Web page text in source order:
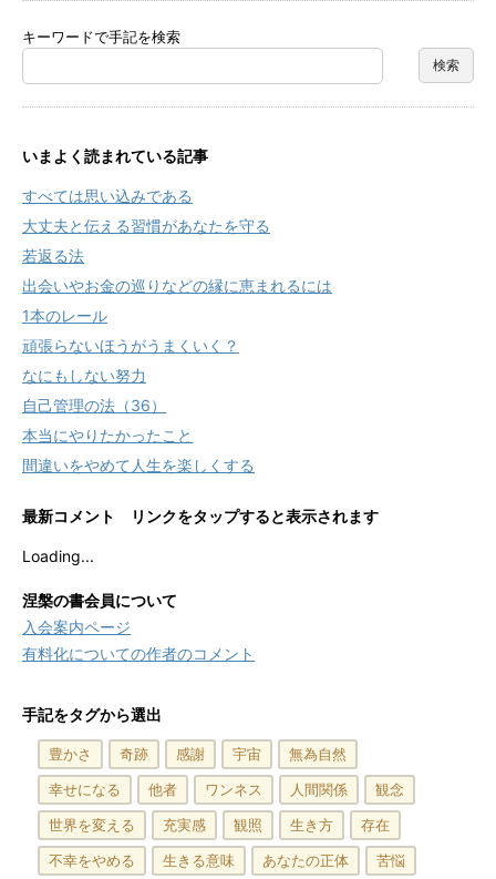
キーワードで手記を検索
いまよく読まれている記事
すべては思い込みである
大丈夫と伝える習慣があなたを守る
若返る法
出会いやお金の巡りなどの縁に恵まれるには
1本のレール
頑張らないほうがうまくいく？
なにもしない努力
自己管理の法（36）
本当にやりたかったこと
間違いをやめて人生を楽しくする
最新コメント リンクをタップすると表示されます
Loading...
涅槃の書会員について
入会案内ページ
有料化についての作者のコメント
手記をタグから選出
豊かさ 奇跡 感謝 宇宙
無為自然
幸せになる
他者 ワンネス 人間関係
観念
世界を変える
充実感 観照 生き方
存在
不幸をやめる
生きる意味 あなたの正体
苦悩